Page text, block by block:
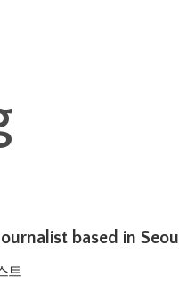
based in Seoul
트